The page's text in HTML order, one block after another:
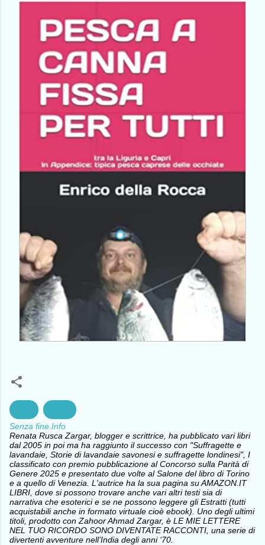
Senza fine.Info
Renata Rusca Zargar, blogger e scrittrice, ha pubblicato vari libri
dal 2005 in poi ma ha raggiunto il successo con "Suffragette e
lavandaie, Storie di lavandaie savonesi e suffragette londinesi", I
classificato con premio pubblicazione al Concorso sulla Parità di
Genere 2025 e presentato due volte al Salone del libro di Torino
e a quello di Venezia. L'autrice ha la sua pagina su AMAZON.IT
LIBRI, dove si possono trovare anche vari altri testi sia di
narrativa che esoterici e se ne possono leggere gli Estratti (tutti
acquistabili anche in formato virtuale cioè ebook). Uno degli ultimi
titoli, prodotto con Zahoor Ahmad Zargar, è LE MIE LETTERE
NEL TUO RICORDO SONO DIVENTATE RACCONTI, una serie di
divertenti avventure nell’India degli anni ‘70.